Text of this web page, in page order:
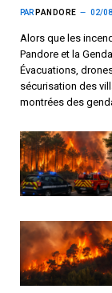
PAR PANDORE 02/
Alors que les
Pandore et la
Évacuations,
sécurisation des
montrées des